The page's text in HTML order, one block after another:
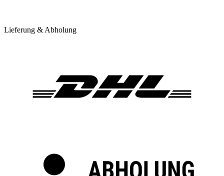
Lieferung & Abholung